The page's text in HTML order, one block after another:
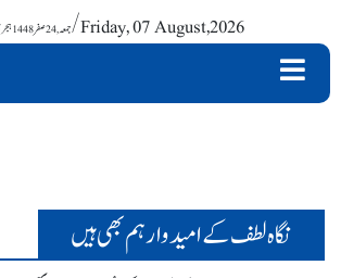
جمعہ , 24 صفر 1448 ہجری (مدینہ منورہ)/ Friday, 07 August,2026
نگاہ لطف کے امیدوار ہم بھی ہیں